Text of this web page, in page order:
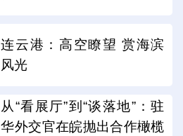
连云港：高空瞭望 赏海滨
风光
从“看展厅”到“谈落地”：驻
华外交官在皖抛出合作橄榄